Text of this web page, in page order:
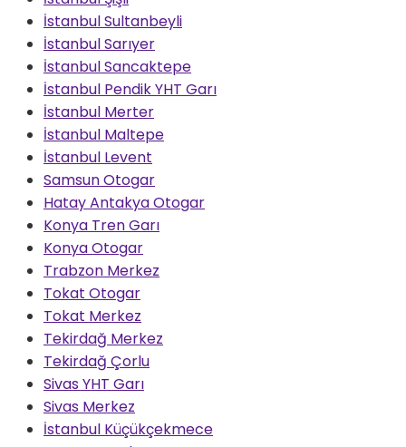
İstanbul Sultanbeyli
İstanbul Sarıyer
İstanbul Sancaktepe
İstanbul Pendik YHT Garı
İstanbul Merter
İstanbul Maltepe
İstanbul Levent
Samsun Otogar
Hatay Antakya Otogar
Konya Tren Garı
Konya Otogar
Trabzon Merkez
Tokat Otogar
Tokat Merkez
Tekirdağ Merkez
Tekirdağ Çorlu
Sivas YHT Garı
Sivas Merkez
İstanbul Küçükçekmece